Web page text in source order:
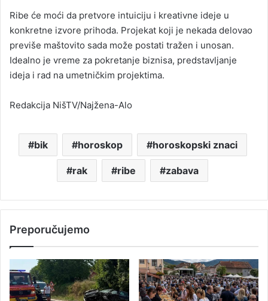
Ribe će moći da pretvore intuiciju i kreativne ideje u
konkretne izvore prihoda. Projekat koji je nekada delovao
previše maštovito sada može postati tražen i unosan.
Idealno je vreme za pokretanje biznisa, predstavljanje
ideja i rad na umetničkim projektima.
Redakcija NišTV/Najžena-Alo
bik horoskop horoskopski znaci
rak ribe zabava
Preporučujemo